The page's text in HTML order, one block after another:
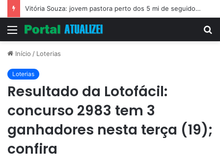
Vitória Souza: jovem pastora perto dos 5 mi de seguidores na web
Menu
Início / Loterias
Loterias
Resultado da Lotofácil:
concurso 2983 tem 3
ganhadores nesta terça (19);
confira